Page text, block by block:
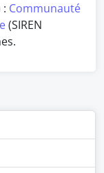
Communauté
(SIREN